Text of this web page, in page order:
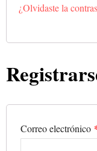
¿Olvidaste la
Correo electrónico